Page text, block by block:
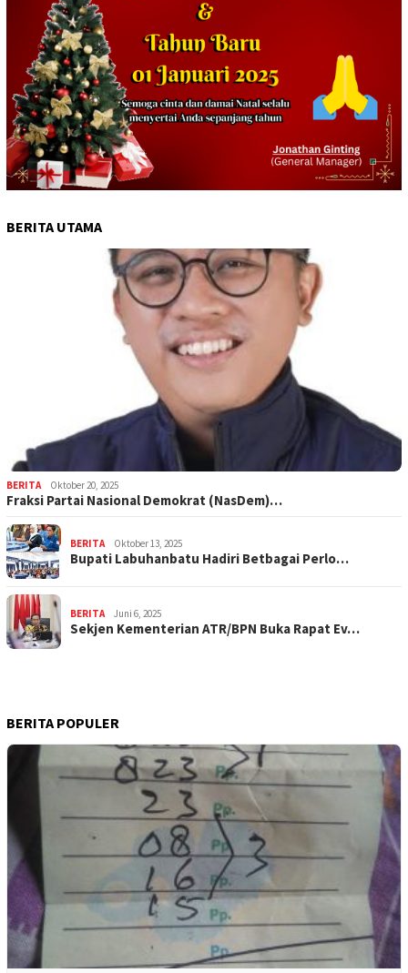
BERITA UTAMA
BERITA Oktober 20, 2025
Fraksi Partai Nasional Demokrat (NasDem)…
BERITA Oktober 13, 2025
Bupati Labuhanbatu Hadiri Betbagai Perlo…
BERITA Juni 6, 2025
Sekjen Kementerian ATR/BPN Buka Rapat Ev…
BERITA POPULER